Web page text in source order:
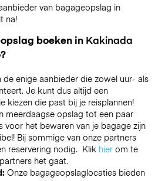
van bagageopslag in
na!
boeken in Kakinada
de enige aanbieder die zowel uur- als
Je kunt dus altijd een
kiezen die past bij je reisplannen!
meerdaagse opslag tot een paar
voor het bewaren van je bagage zijn
Bij sommige van onze partners
reservering nodig. Klik hierom te
het gaat.
Onze bagageopslaglocaties bieden